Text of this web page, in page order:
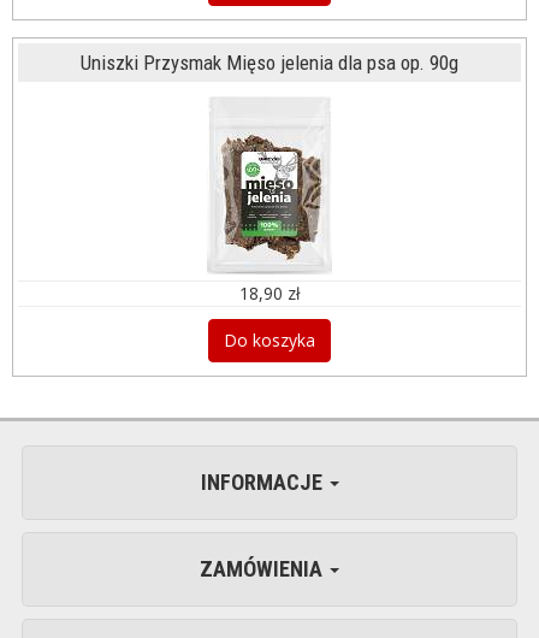
Uniszki Przysmak Mięso jelenia dla psa op. 90g
18,90 zł
Do koszyka
INFORMACJE
ZAMÓWIENIA